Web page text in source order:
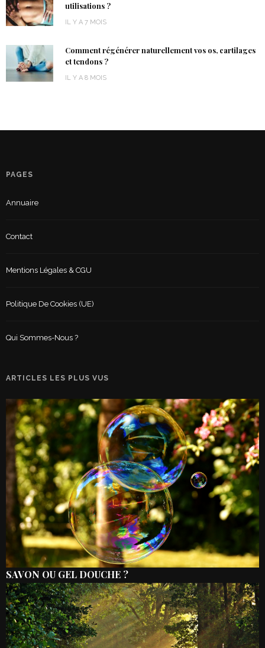
utilisations ?
IL Y A 7 MOIS
Comment régénérer naturellement vos os, cartilages
et tendons ?
IL Y A 8 MOIS
PAGES
Annuaire
Contact
Mentions Légales & CGU
Politique De Cookies (UE)
Qui Sommes-Nous ?
ARTICLES LES PLUS VUS
SAVON OU GEL DOUCHE ?